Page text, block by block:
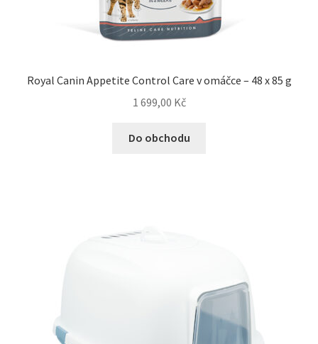
Royal Canin Appetite Control Care v omáčce – 48 x 85 g
1 699,00 Kč
Do obchodu